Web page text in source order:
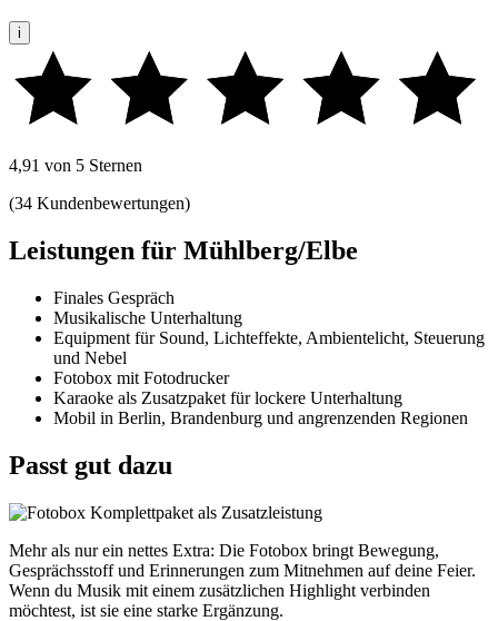
i
4,91 von 5 Sternen
(34 Kundenbewertungen)
Leistungen für Mühlberg/Elbe
Finales Gespräch
Musikalische Unterhaltung
Equipment für Sound, Lichteffekte, Ambientelicht, Steuerung
und Nebel
Fotobox mit Fotodrucker
Karaoke als Zusatzpaket für lockere Unterhaltung
Mobil in Berlin, Brandenburg und angrenzenden Regionen
Passt gut dazu
Mehr als nur ein nettes Extra: Die Fotobox bringt Bewegung,
Gesprächsstoff und Erinnerungen zum Mitnehmen auf deine Feier.
Wenn du Musik mit einem zusätzlichen Highlight verbinden
möchtest, ist sie eine starke Ergänzung.